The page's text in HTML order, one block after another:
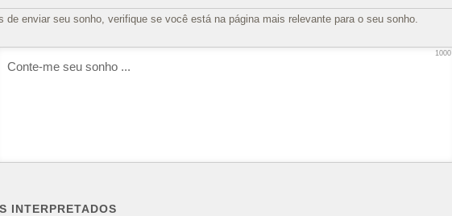
de enviar seu sonho, verifique se você está na página mais relevante para o seu sonho.
1000
INTERPRETADOS